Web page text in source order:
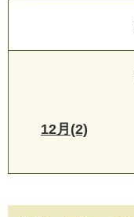
12月(2)